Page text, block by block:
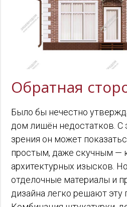
Обратная
Было бы нечестно
дом лишён недостатков. С
зрения он может
простым, даже скучным —
архитектурных изысков.
отделочные материалы и
дизайна легко решают эту